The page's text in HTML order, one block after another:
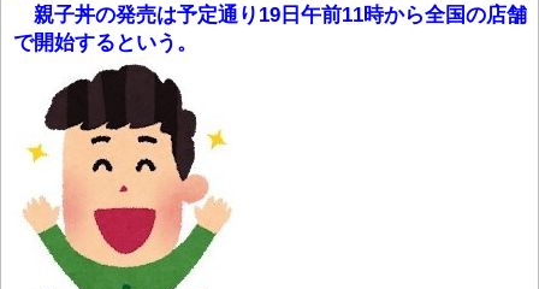
親子丼の発売は予定通り19日午前11時から全国の店舗
で開始するという。